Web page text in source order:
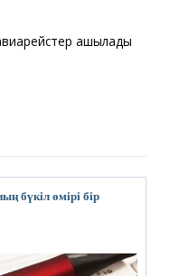
ашылады
бүкіл өмірі бір